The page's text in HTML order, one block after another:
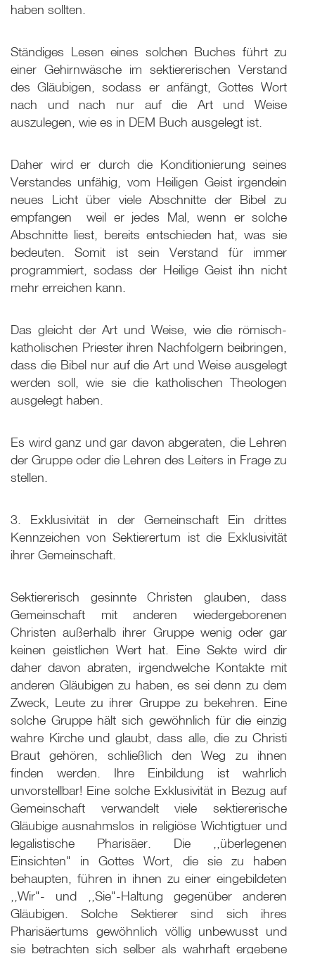
haben sollten.
Ständiges Lesen eines solchen Buches führt zu
einer Gehirnwäsche im sektiererischen Verstand
des Gläubigen, sodass er anfängt, Gottes Wort
nach und nach nur auf die Art und Weise
auszulegen, wie es in DEM Buch ausgelegt ist.
Daher wird er durch die Konditionierung seines
Verstandes unfähig, vom Heiligen Geist irgendein
neues Licht über viele Abschnitte der Bibel zu
empfangen ­ weil er jedes Mal, wenn er solche
Abschnitte liest, bereits entschieden hat, was sie
bedeuten. Somit ist sein Verstand für immer
programmiert, sodass der Heilige Geist ihn nicht
mehr erreichen kann.
Das gleicht der Art und Weise, wie die römisch-
katholischen Priester ihren Nachfolgern beibringen,
dass die Bibel nur auf die Art und Weise ausgelegt
werden soll, wie sie die katholischen Theologen
ausgelegt haben.
Es wird ganz und gar davon abgeraten, die Lehren
der Gruppe oder die Lehren des Leiters in Frage zu
stellen.
3. Exklusivität in der Gemeinschaft Ein drittes
Kennzeichen von Sektierertum ist die Exklusivität
ihrer Gemeinschaft.
Sektiererisch gesinnte Christen glauben, dass
Gemeinschaft mit anderen wiedergeborenen
Christen außerhalb ihrer Gruppe wenig oder gar
keinen geistlichen Wert hat. Eine Sekte wird dir
daher davon abraten, irgendwelche Kontakte mit
anderen Gläubigen zu haben, es sei denn zu dem
Zweck, Leute zu ihrer Gruppe zu bekehren. Eine
solche Gruppe hält sich gewöhnlich für die einzig
wahre Kirche und glaubt, dass alle, die zu Christi
Braut gehören, schließlich den Weg zu ihnen
finden werden. Ihre Einbildung ist wahrlich
unvorstellbar! Eine solche Exklusivität in Bezug auf
Gemeinschaft verwandelt viele sektiererische
Gläubige ausnahmslos in religiöse Wichtigtuer und
legalistische Pharisäer. Die ,,überlegenen
Einsichten" in Gottes Wort, die sie zu haben
behaupten, führen in ihnen zu einer eingebildeten
,,Wir"- und ,,Sie"-Haltung gegenüber anderen
Gläubigen. Solche Sektierer sind sich ihres
Pharisäertums gewöhnlich völlig unbewusst und
sie betrachten sich selber als wahrhaft ergebene